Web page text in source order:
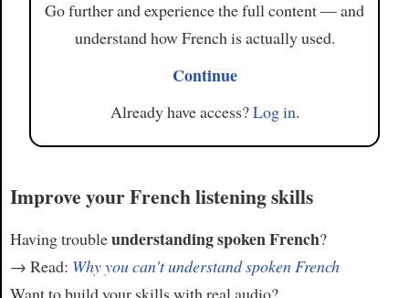
Go further and experience the full content — and
understand how French is actually used.
Continue
Already have access?Log in.
Improve your French listening skills
Having troubleunderstanding spoken French?
→ Read: Why you can't understand spoken French
Want to build your skills with real audio?